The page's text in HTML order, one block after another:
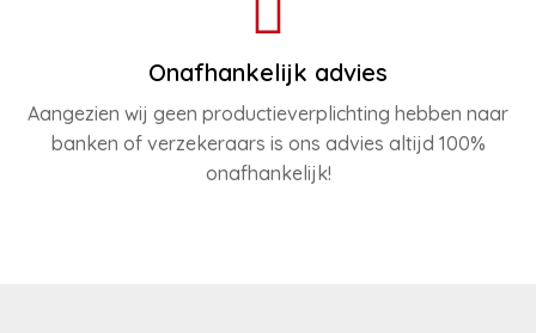
Onafhankelijk advies
Aangezien wij geen productieverplichting hebben naar
banken of verzekeraars is ons advies altijd 100%
onafhankelijk!